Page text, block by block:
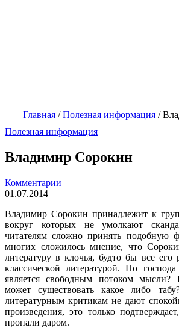
Главная /Полезная информация /
Полезная информация
Владимир Сорокин
Комментарии
01.07.2014
Владимир Сорокин принадлежит к
вокруг которых не умолкают
читателям сложно принять подобную
многих сложилось мнение, что
литературу в клочья, будто бы все его
классической литературой. Но
является свободным потоком мысли?
может существовать какое либо
литературным критикам не дают
произведения, это только
пропали даром.